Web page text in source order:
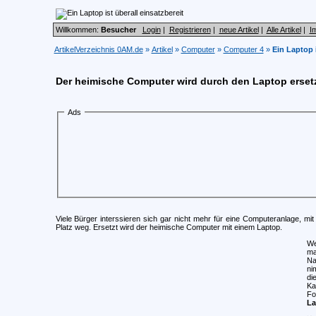
Willkommen: Besucher Login| Registrieren| neue Artikel| Alle Artikel|
ArtikelVerzeichnis 0AM.de» Artikel» Computer» Computer 4» Ein Laptop
Der heimische Computer wird durch den Laptop
Ads
Viele Bürger interssieren sich gar nicht mehr für eine Computeranlage,
Platz weg. Ersetzt wird der heimische Computer mit einem Laptop.